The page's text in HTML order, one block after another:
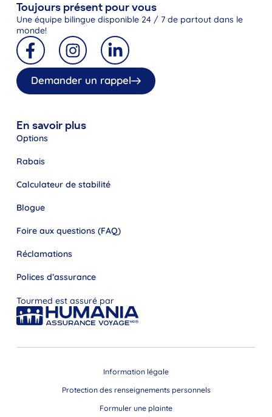
Toujours présent pour vous
Une équipe bilingue disponible 24 / 7 de partout dans le
monde!
Demander un rappel
En savoir plus
Options
Rabais
Calculateur de stabilité
Blogue
Foire aux questions (FAQ)
Réclamations
Polices d’assurance
Tourmed est assuré par
Information légale
Protection des renseignements personnels
Formuler une plainte